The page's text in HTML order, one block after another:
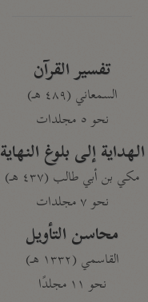
تفسير القرآن
السمعاني (٤٨٩ هـ)
نحو ٥ مجلدات
الهداية إلى بلوغ النهاية
مكي بن أبي طالب (٤٣٧ هـ)
نحو ٧ مجلدات
محاسن التأويل
القاسمي (١٣٣٢ هـ)
نحو ١١ مجلدًا